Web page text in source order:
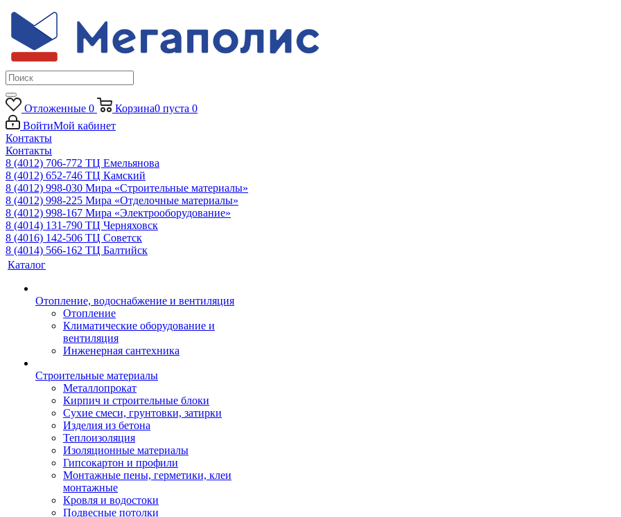
Отложенные 0 Корзина0 пуста 0
ВойтиМой кабинет
Контакты
Контакты
8 (4012) 706-772 ТЦ Емельянова
8 (4012) 652-746 ТЦ Камский
8 (4012) 998-030 Мира «Строительные материалы»
8 (4012) 998-225 Мира «Отделочные материалы»
8 (4012) 998-167 Мира «Электрооборудование»
8 (4014) 131-790 ТЦ Черняховск
8 (4016) 142-506 ТЦ Советск
8 (4014) 566-162 ТЦ Балтийск
Каталог
Отопление, водоснабжение и вентиляция
Отопление
Климатические оборудование и
вентиляция
Инженерная сантехника
Строительные материалы
Металлопрокат
Кирпич и строительные блоки
Сухие смеси, грунтовки, затирки
Изделия из бетона
Теплоизоляция
Изоляционные материалы
Гипсокартон и профили
Монтажные пены, герметики, клеи
монтажные
Кровля и водостоки
Подвесные потолки